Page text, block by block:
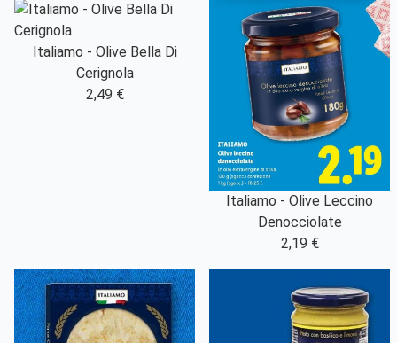
Italiamo - Olive Bella Di
Cerignola
2,49 €
Italiamo - Olive Leccino
Denocciolate
2,19 €